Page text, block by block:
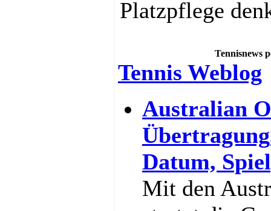
Platzpflege
Tennisnews
Tennis Weblog
Australian
Datum,
Mit den